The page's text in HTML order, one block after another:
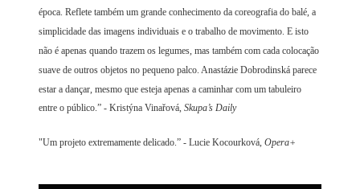
época. Reflete também um grande conhecimento da coreografia do balé, a
simplicidade das imagens individuais e o trabalho de movimento. E isto
não é apenas quando trazem os legumes, mas também com cada colocação
suave de outros objetos no pequeno palco. Anastázie Dobrodinská parece
estar a dançar, mesmo que esteja apenas a caminhar com um tabuleiro
entre o público.” - Kristýna Vinařová,Skupa’s Daily
"Um projeto extremamente delicado.” - Lucie Kocourková,Opera+